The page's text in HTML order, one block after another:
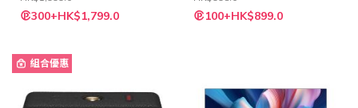
特
殊300+HK$1,799.0
特
殊 100+HK$899.0
組合優惠